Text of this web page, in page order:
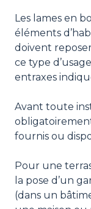
Les lames en
éléments
doivent
ce type
entraxes
Avant toute
fournis ou
Pour une
la pose d’un
(dans un